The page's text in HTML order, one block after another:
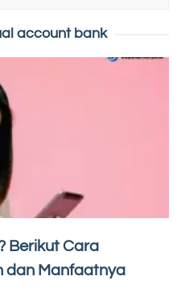
account bank
Berikut Cara
dan Manfaatnya